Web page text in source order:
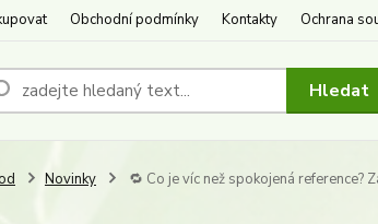
Obchodní podmínky Kontakty Ochrana
Hledat
Novinky 🔁 Co je víc než spokojená reference?